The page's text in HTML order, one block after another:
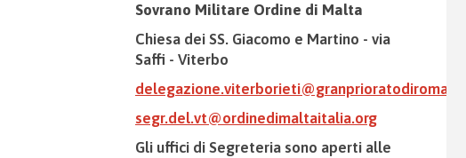
Sovrano Militare Ordine di Malta
Chiesa dei SS. Giacomo e Martino - via
Saffi - Viterbo
delegazione.viterborieti@granprioratodiroma.org
segr.del.vt@ordinedimaltaitalia.org
Gli uffici di Segreteria sono aperti alle